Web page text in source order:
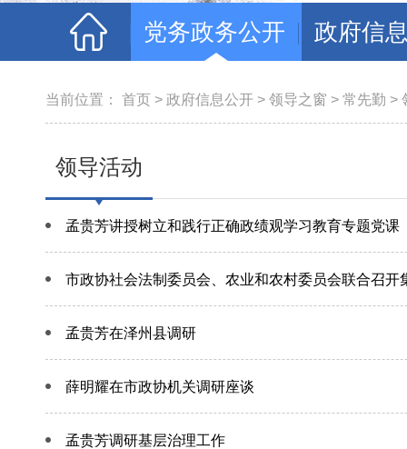
党务政务公开 政府信
当前位置： 首页 > 政府信息公开 > 领导之窗 > 常先勤 >
领导活动
孟贵芳讲授树立和践行正确政绩观学习教育专题党课
市政协社会法制委员会、农业和农村委员会联合召开
孟贵芳在泽州县调研
薛明耀在市政协机关调研座谈
孟贵芳调研基层治理工作